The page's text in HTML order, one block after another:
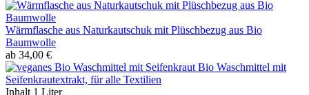
Wärmflasche aus Naturkautschuk mit Plüschbezug aus Bio
Baumwolle
ab 34,00 €
Bio Waschmittel mit
Seifenkrautextrakt, für alle Textilien
Inhalt 1 Liter